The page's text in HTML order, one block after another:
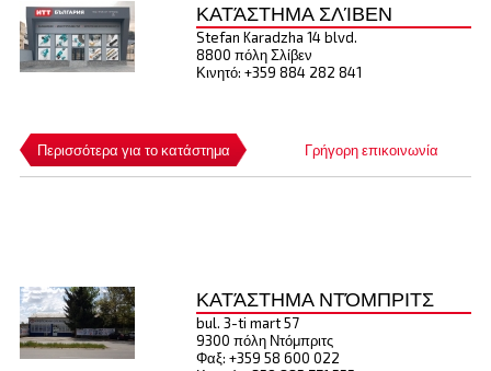
Περισσότερα για το κατάστημα Γρήγορη επικοινωνία
ΚΑΤΆΣΤΗΜΑ ΣΛΊΒΕΝ
Stefan Karadzha 14 blvd.
8800 πόλη Σλίβεν
Κινητό: +359 884 282 841
ΚΑΤΆΣΤΗΜΑ ΝΤΌΜΠΡΙΤΣ
bul. 3-ti mart 57
9300 πόλη Ντόμπριτς
Φαξ: +359 58 600 022